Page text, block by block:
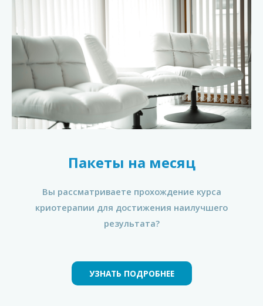
Пакеты на месяц
Вы рассматриваете прохождение курса
криотерапии для достижения наилучшего
результата?
УЗНАТЬ ПОДРОБНЕЕ